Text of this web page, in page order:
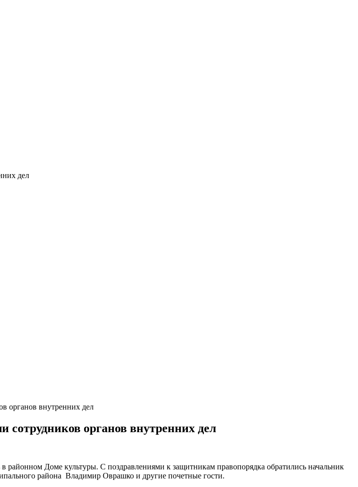
органов внутренних дел
органов внутренних дел
в районном Доме культуры. С поздравлениями к защитникам правопорядка обратились начальник
района Владимир Оврашко и другие почетные гости.